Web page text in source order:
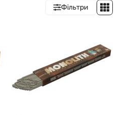
Фільтри